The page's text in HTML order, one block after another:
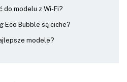
do modelu z Wi-Fi?
Eco Bubble są ciche?
modele?